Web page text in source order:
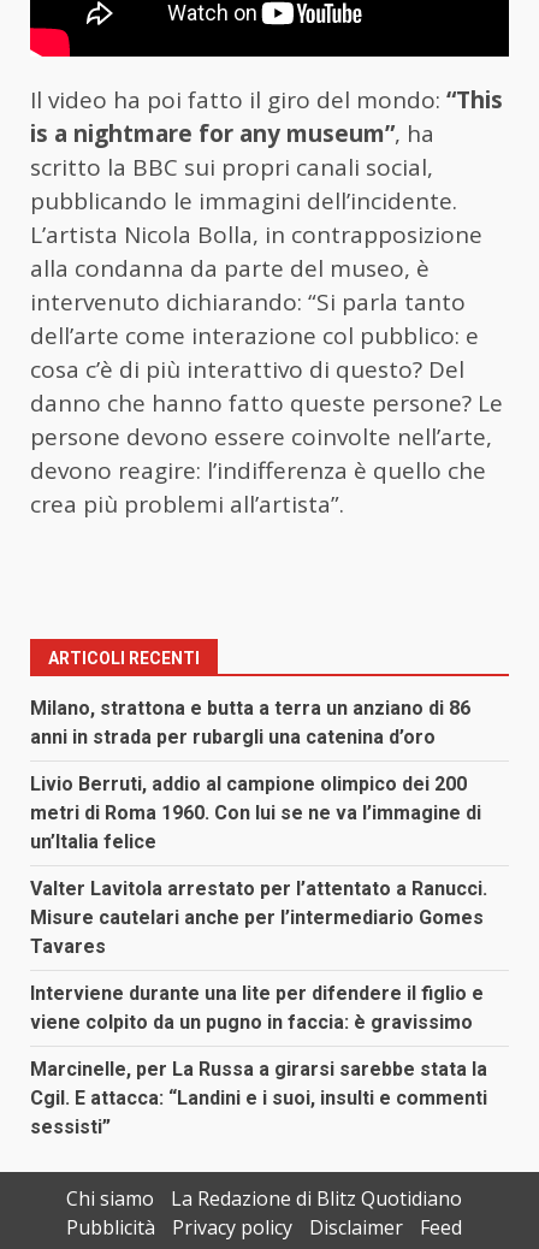
Il video ha poi fatto il giro del mondo: “This
is a nightmare for any museum”, ha
scritto la BBC sui propri canali social,
pubblicando le immagini dell’incidente.
L’artista Nicola Bolla, in contrapposizione
alla condanna da parte del museo, è
intervenuto dichiarando: “Si parla tanto
dell’arte come interazione col pubblico: e
cosa c’è di più interattivo di questo? Del
danno che hanno fatto queste persone? Le
persone devono essere coinvolte nell’arte,
devono reagire: l’indifferenza è quello che
crea più problemi all’artista”.
ARTICOLI RECENTI
Milano, strattona e butta a terra un anziano di 86
anni in strada per rubargli una catenina d’oro
Livio Berruti, addio al campione olimpico dei 200
metri di Roma 1960. Con lui se ne va l’immagine di
un’Italia felice
Valter Lavitola arrestato per l’attentato a Ranucci.
Misure cautelari anche per l’intermediario Gomes
Tavares
Interviene durante una lite per difendere il figlio e
viene colpito da un pugno in faccia: è gravissimo
Marcinelle, per La Russa a girarsi sarebbe stata la
Cgil. E attacca: “Landini e i suoi, insulti e commenti
sessisti”
Chi siamo
La Redazione di Blitz Quotidiano
Pubblicità
Privacy policy Disclaimer Feed